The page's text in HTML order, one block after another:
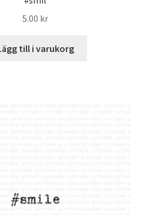
5.00 kr
till i varukorg